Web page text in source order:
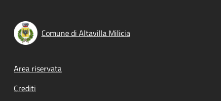
Comune di Altavilla Milicia
Footer menu
Area riservata
Crediti